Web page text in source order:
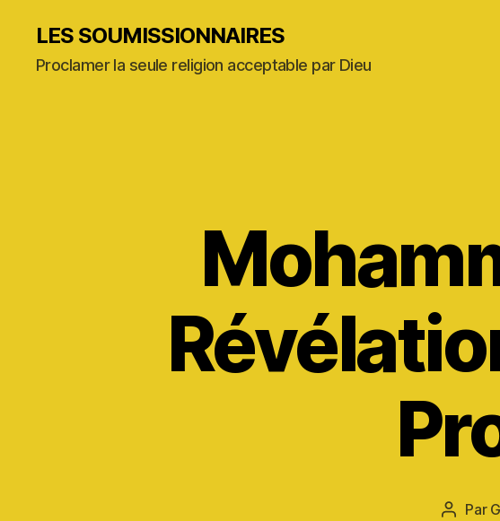
LES SOUMISSIONNAIRES
Proclamer la seule religion acceptable par Dieu
Auteur
Par